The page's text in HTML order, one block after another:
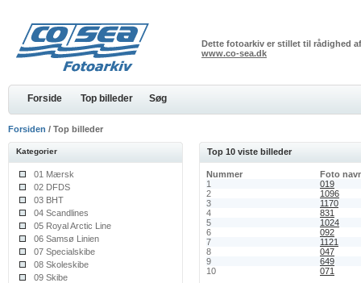
Dette fotoarkiv er stillet til rådighed
www.co-sea.dk
Forside Top billeder Søg
Forsiden / Top billeder
Kategorier
01 Mærsk
02 DFDS
03 BHT
04 Scandlines
05 Royal Arctic Line
06 Samsø Linien
07 Specialskibe
08 Skoleskibe
09 Skibe
Top 10 viste billeder
Nummer
Foto
1
019
2
1096
3
1170
4
831
5
1024
6
092
7
1121
8
047
9
649
10
071